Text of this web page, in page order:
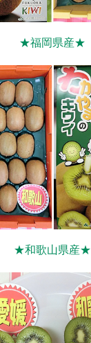
★福岡県産★
★和歌山県産★